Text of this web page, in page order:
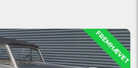
FREMHÆVET